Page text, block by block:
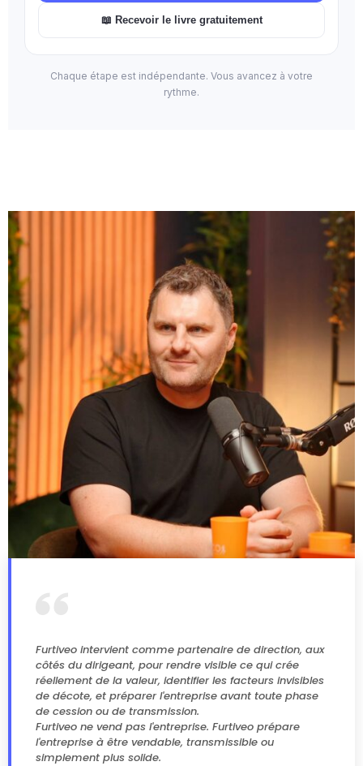
lisible, moins dépendante de vous et
📖 Recevoir le livre gratuitement
Chaque étape est indépendante. Vous avancez à votre
rythme.
Furtiveo intervient comme partenaire de direction, aux
côtés du dirigeant, pour rendre visible ce qui crée
réellement de la valeur, identifier les facteurs invisibles
de décote, et préparer l'entreprise avant toute phase
de cession ou de transmission.
Furtiveo ne vend pas l'entreprise. Furtiveo prépare
l'entreprise à être vendable, transmissible ou
simplement plus solide.